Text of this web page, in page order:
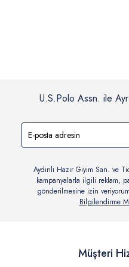
U.S.Polo Assn. ile
Aydınlı Hazır Giyim San. ve
kampanyalarla ilgili reklam,
gönderilmesine izin
Bilgilendirme
Müşteri